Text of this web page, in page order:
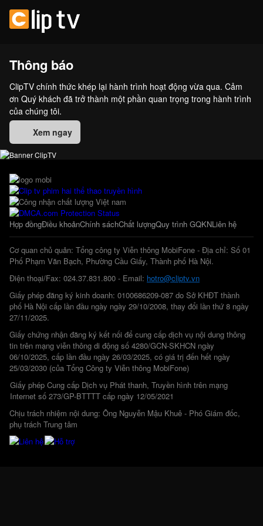
Thông báo
ClipTV chính thức khép lại hành trình hoạt động vừa qua. Cảm
ơn Quý khách đã trở thành một phần quan trọng trong hành trình
của chúng tôi.
Xem ngay
Hợp đồngĐiều khoảnChính sáchChất lượngQuy trình GQKNLiên hệ
Cơ quan chủ quản: Tổng công ty Viễn thông MobiFone - Địa chỉ: Số 01
Phố Phạm Văn Bạch, Phường Cầu Giấy, Thành phố Hà Nội.
Điện thoại/Fax: 024.37.831.800 - Email: hotro@cliptv.vn
Giấy phép đăng ký kinh doanh: 0100686209-087 do Sở KHĐT thành
phố Hà Nội cấp lần đầu ngày ngày 29/10/2008, thay đổi lần thứ 8 ngày
27/11/2025.
Giấy chứng nhận đăng ký kết nối để cung cấp dịch vụ nội dung thông
tin trên mạng viễn thông di động số 4280/GCN-SKHCN ngày
06/10/2025, cấp lần đầu ngày 26/03/2025, có giá trị đến hết ngày
25/03/2030 (của Tổng Công ty Viễn thông MobiFone)
Giấy phép Cung cấp Dịch vụ Phát thanh, Truyền hình trên mạng
Internet số 273/GP-BTTTT cấp ngày 12/05/2021
Chịu trách nhiệm nội dung: Ông Nguyễn Mậu Khuê - Phó Giám đốc,
phụ trách Trung tâm